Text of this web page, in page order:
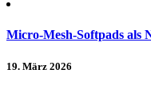
Micro-Mesh-Softpads als
19. März 2026